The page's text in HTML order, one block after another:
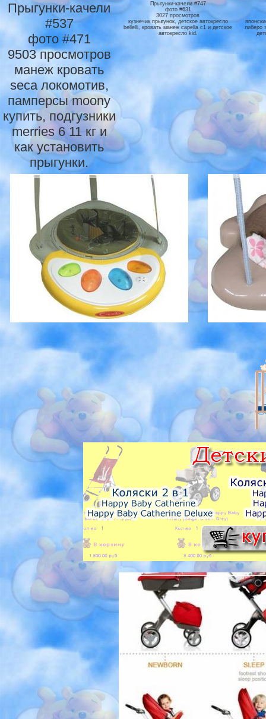
Прыгунки-качели
#537
фото #471
9503 просмотров
манеж кровать
seca локомотив,
памперсы moony
купить, подгузники
merries 6 11 кг и
как установить
прыгунки.
Прыгунки-качели #747
фото #631
3027 просмотров
кузнечик прыгунок, детское автокресло
bellelli, кровать манеж capella c1 и детское
автокресло kid.
либеро